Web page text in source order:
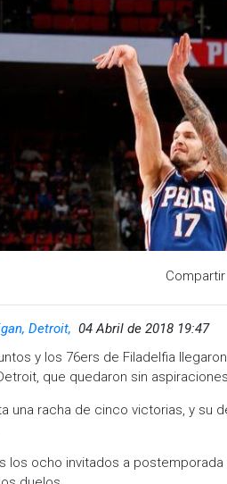
Compartir
Detroit, 04 Abril de 2018 19:47
y los 76ers de Filadelfia
que quedaron sin
una racha de cinco victorias, y su
los ocho invitados a